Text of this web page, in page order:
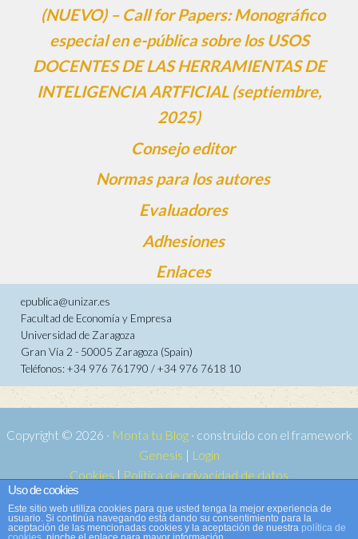
(NUEVO) – Call for Papers: Monográfico
especial en e-pública sobre los USOS
DOCENTES DE LAS HERRAMIENTAS DE
INTELIGENCIA ARTFICIAL (septiembre,
2025)
Consejo editor
Normas para los autores
Evaluadores
Adhesiones
Enlaces
epublica@unizar.es
Facultad de Economía y Empresa
Universidad de Zaragoza
Gran Vía 2 - 50005 Zaragoza (Spain)
Teléfonos: +34 976 761790 / +34 976 7618 10
Copyright © 2026 · Monta tu Blog· construido con el framework
Genesis | Login
Cookies | Política de privacidad de datos
Copyright © 2026 ·
WordPress·Acceder
Uso de cookies
Este sitio web utiliza cookies para que usted tenga la mejor experiencia de
usuario. Si continúa navegando está dando su consentimiento para la
aceptación de las mencionadas cookies y la aceptación de nuestra política de